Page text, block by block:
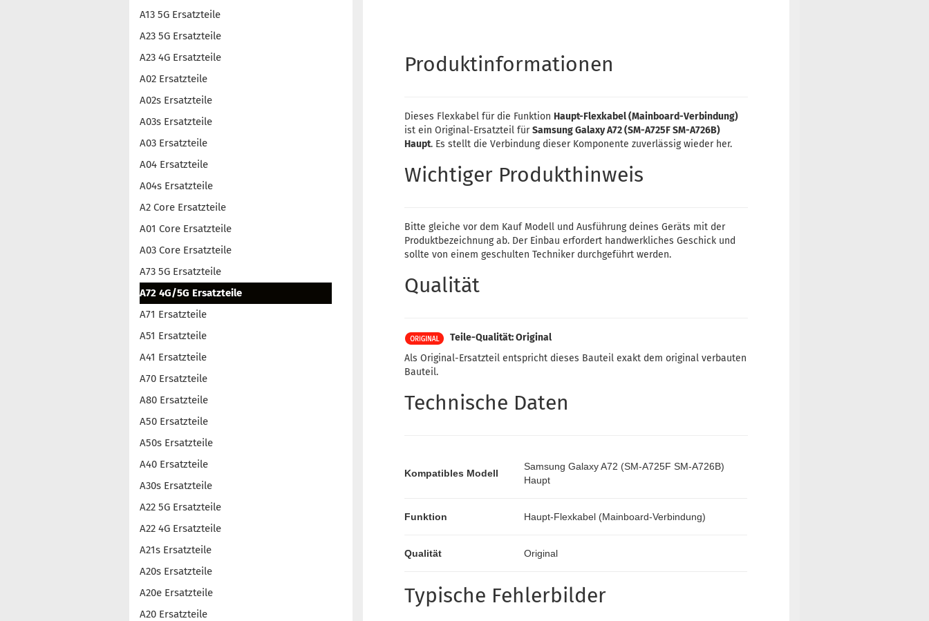
Produktinformationen
Dieses Flexkabel für die Funktion Haupt-Flexkabel (Mainboard-Verbindung)
ist ein Original-Ersatzteil fürSamsung Galaxy A72 (SM-A725F SM-A726B)
Haupt. Es stellt die Verbindung dieser Komponente zuverlässig wieder her.
Wichtiger Produkthinweis
Bitte gleiche vor dem Kauf Modell und Ausführung deines Geräts mit der
Produktbezeichnung ab. Der Einbau erfordert handwerkliches Geschick und
sollte von einem geschulten Techniker durchgeführt werden.
Qualität
Teile-Qualität: Original
Als Original-Ersatzteil entspricht dieses Bauteil exakt dem original verbauten
Bauteil.
Technische Daten
Kompatibles Modell
Samsung Galaxy A72 (SM-A725F SM-A726B)
Haupt
Funktion Haupt-Flexkabel (Mainboard-Verbindung)
Qualität Original
Typische Fehlerbilder
A13 5G Ersatzteile
A23 5G Ersatzteile
A23 4G Ersatzteile
A02 Ersatzteile
A02s Ersatzteile
A03s Ersatzteile
A03 Ersatzteile
A04 Ersatzteile
A04s Ersatzteile
A2 Core Ersatzteile
A01 Core Ersatzteile
A03 Core Ersatzteile
A73 5G Ersatzteile
A72 4G/5G Ersatzteile
A71 Ersatzteile
A51 Ersatzteile
A41 Ersatzteile
A70 Ersatzteile
A80 Ersatzteile
A50 Ersatzteile
A50s Ersatzteile
A40 Ersatzteile
A30s Ersatzteile
A22 5G Ersatzteile
A22 4G Ersatzteile
A21s Ersatzteile
A20s Ersatzteile
A20e Ersatzteile
A20 Ersatzteile